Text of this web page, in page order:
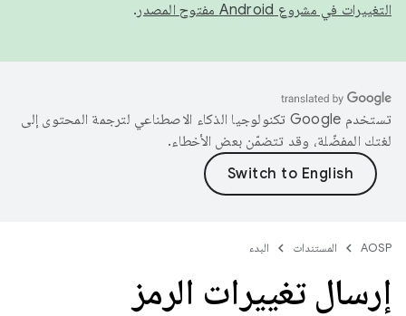
التغييرات في مشروع Android مفتوح المصدر
.
تستخدم Google تكنولوجيا الذكاء الاصطناعي لترجمة المحتوى إلى
لغتك المفضّلة، وقد تتضمّن بعض الأخطاء.
AOSP المستندات البدء
إرسال تغييرات الرمز